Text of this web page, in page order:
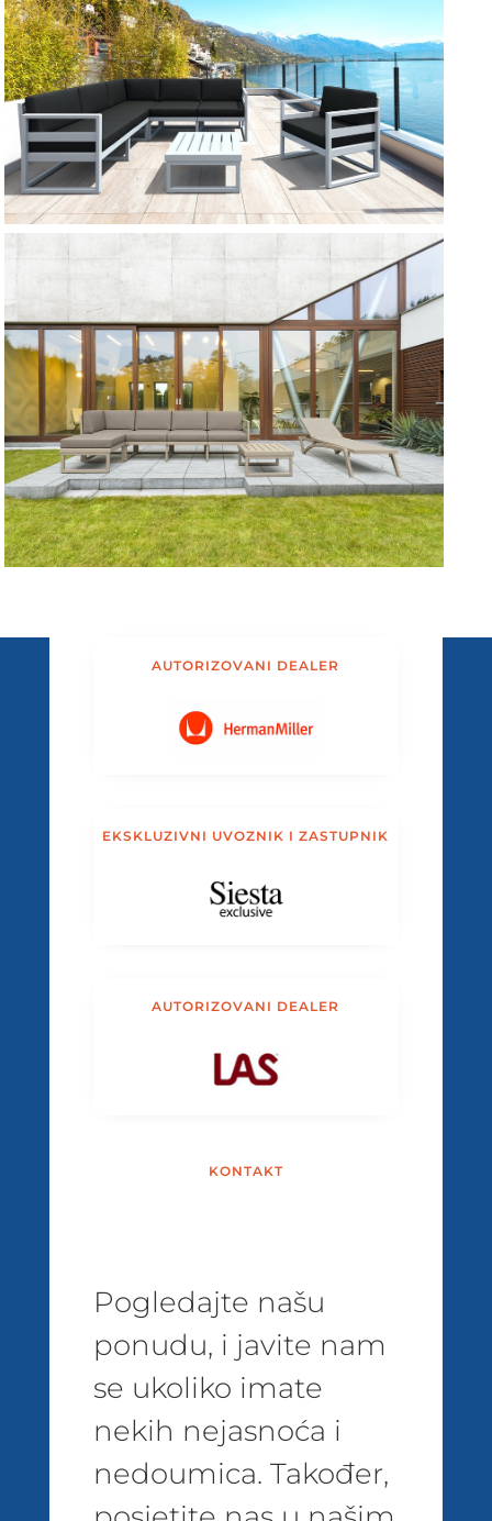
AUTORIZOVANI DEALER
EKSKLUZIVNI UVOZNIK I ZASTUPNIK
AUTORIZOVANI DEALER
KONTAKT
Pogledajte našu
ponudu, i javite nam
se ukoliko imate
nekih nejasnoća i
nedoumica. Također,